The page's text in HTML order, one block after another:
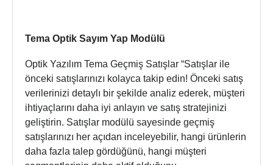
Tema Optik Sayım Yap Modülü
Optik Yazılım Tema Geçmiş Satışlar “Satışlar ile
önceki satışlarınızı kolayca takip edin! Önceki satış
verilerinizi detaylı bir şekilde analiz ederek, müşteri
ihtiyaçlarını daha iyi anlayın ve satış stratejinizi
geliştirin. Satışlar modülü sayesinde geçmiş
satışlarınızı her açıdan inceleyebilir, hangi ürünlerin
daha fazla talep gördüğünü, hangi müşteri